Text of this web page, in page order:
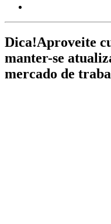
Dica!Aproveite
manter-se
mercado de